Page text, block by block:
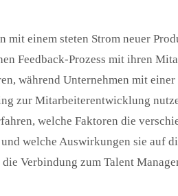
mit einem steten Strom neuer
Feedback-Prozess mit ihren
während Unternehmen mit einer
zur Mitarbeiterentwicklung
welche Faktoren die
welche Auswirkungen sie auf
Verbindung zum Talent